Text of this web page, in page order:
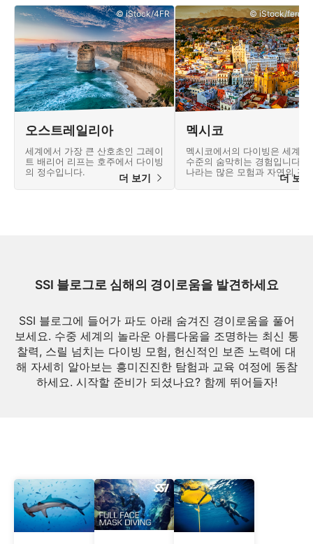
© iStock/4FR
오스트레일리아
세계에서 가장 큰 산호초인 그레이
트 배리어 리프는 호주에서 다이빙
의 정수입니다.
더 보기
© iStock/
멕시코
멕시코에서의 다이빙은 세계
수준의 숨막히는 경험입니다.
나라는 많은 모험과 자연의 경
더 보
SSI 블로그로 심해의 경이로움을 발견하세요
SSI 블로그에 들어가 파도 아래 숨겨진 경이로움을 풀어
보세요. 수중 세계의 놀라운 아름다움을 조명하는 최신 통
찰력, 스릴 넘치는 다이빙 모험, 헌신적인 보존 노력에 대
해 자세히 알아보는 흥미진진한 탐험과 교육 여정에 동참
하세요. 시작할 준비가 되셨나요? 함께 뛰어들자!